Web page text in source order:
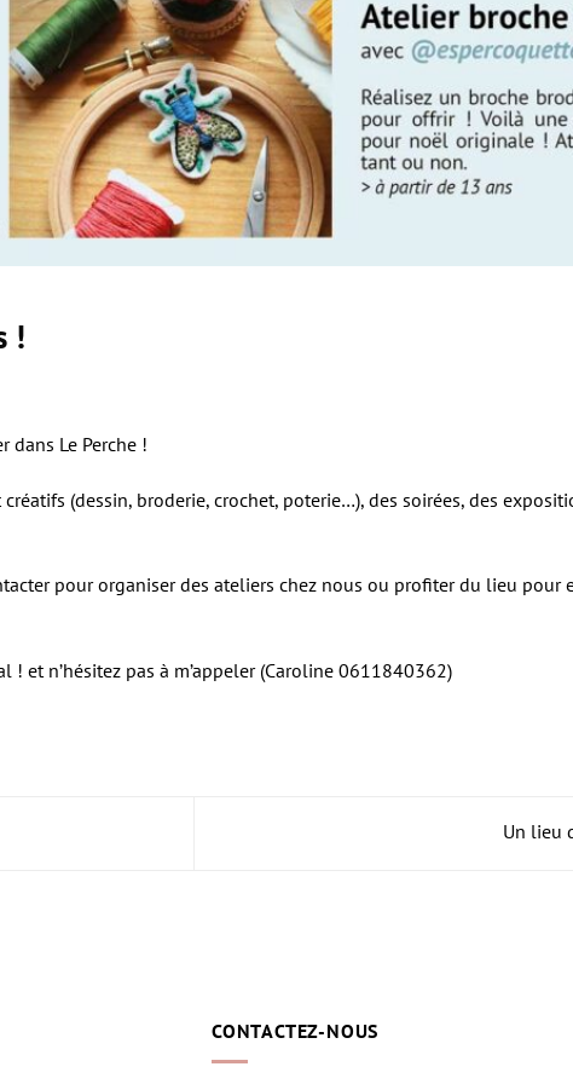
!
dans Le Perche !
(dessin, broderie, crochet, poterie…), des soirées, des
pour organiser des ateliers chez nous ou profiter du lieu pour
! et n’hésitez pas à m’appeler (Caroline 0611840362)
Un lieu
CONTACTEZ-NOUS